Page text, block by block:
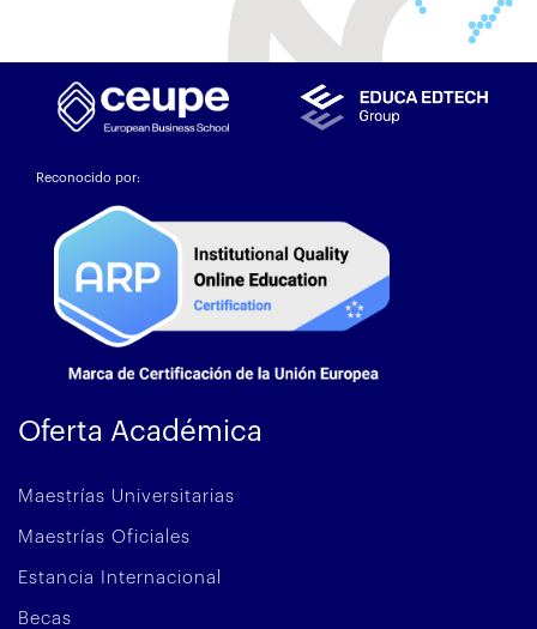
Reconocido por:
Oferta Académica
Maestrías Universitarias
Maestrías Oficiales
Estancia Internacional
Becas